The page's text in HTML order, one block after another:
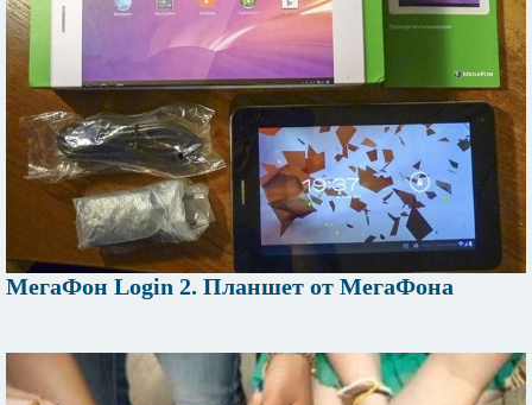
МегаФон Login 2. Планшет от МегаФона